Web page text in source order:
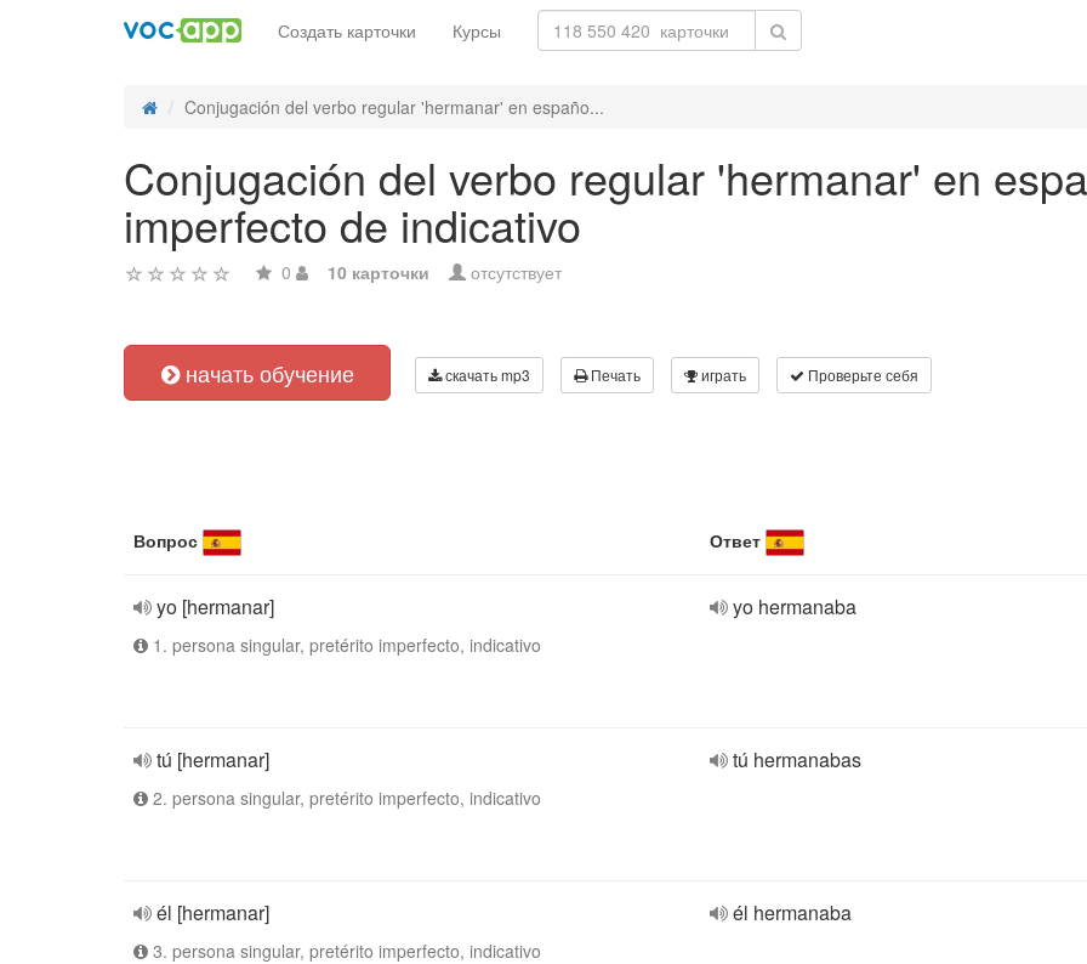
Создать карточки Курсы
Conjugación del verbo regular 'hermanar' en españo...
Conjugación del verbo regular 'hermanar' en
imperfecto de indicativo
0 10 карточки отсутствует
начать обучение скачать mp3 Печать играть Проверьте себя
Вопрос Ответ
yo [hermanar]
1. persona singular, pretérito imperfecto, indicativo
yo hermanaba
tú [hermanar]
2. persona singular, pretérito imperfecto, indicativo
tú hermanabas
él [hermanar]
3. persona singular, pretérito imperfecto, indicativo
él hermanaba